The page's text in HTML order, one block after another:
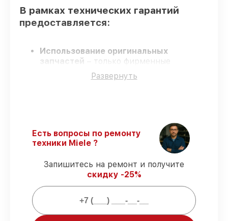
В рамках технических гарантий
предоставляется:
Использование оригинальных
запчастей – только фирменные
комплектующие для восстановления
парогенераторов.
Соблюдение сроков восстановления
гарантируем завершение
восстановления без задержек.
–
официальная гарантия на все виды работ.
Гарантии сервиса на восстановление
парогенераторов:
Развернуть
Есть вопросы по ремонту
техники Miele ?
Запишитесь на ремонт и получите
скидку -25%